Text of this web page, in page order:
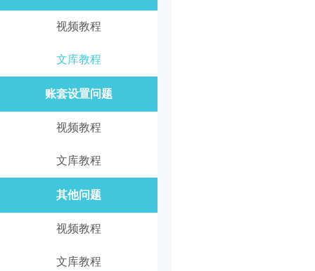
视频教程
文库教程
账套设置问题
视频教程
文库教程
其他问题
视频教程
文库教程